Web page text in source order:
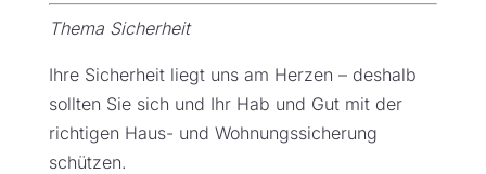
Thema Sicherheit
Ihre Sicherheit liegt uns am Herzen – deshalb
sollten Sie sich und Ihr Hab und Gut mit der
richtigen Haus- und Wohnungssicherung
schützen.